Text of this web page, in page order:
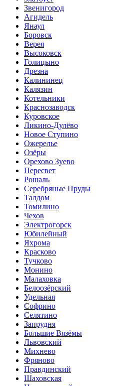
Звенигород
Агидель
Янаул
Боровск
Верея
Высоковск
Голицыно
Дрезна
Калининец
Калязин
Котельники
Краснозаводск
Куровское
Ликино-Дулёво
Новое Ступино
Ожерелье
Озёры
Орехово Зуево
Пересвет
Рошаль
Серебряные Пруды
Талдом
Томилино
Чехов
Электрогорск
Юбилейный
Яхрома
Красково
Тучково
Монино
Малаховка
Белоозёрский
Удельная
Софрино
Селятино
Запрудня
Большие Вязёмы
Львовский
Михнево
Фряново
Правдинский
Шаховская